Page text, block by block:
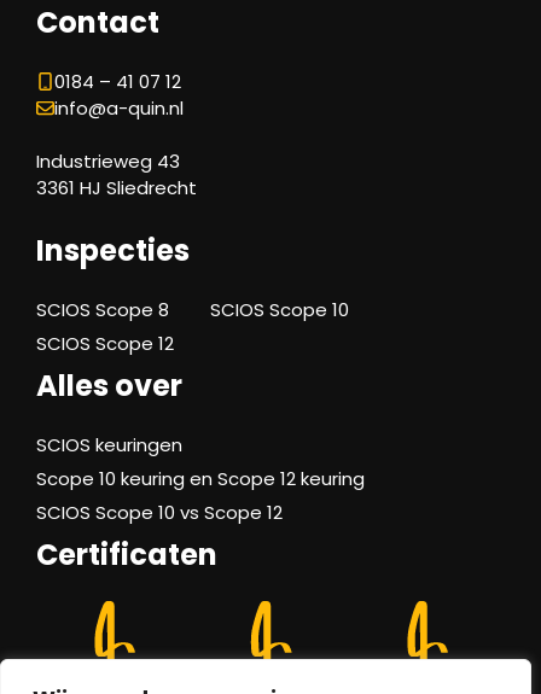
Contact
0184 – 41 07 12
info@a-quin.nl
Industrieweg 43
3361 HJ Sliedrecht
Inspecties
SCIOS Scope 8
SCIOS Scope 10
SCIOS Scope 12
Alles over
SCIOS keuringen
Scope 10 keuring en Scope 12 keuring
SCIOS Scope 10 vs Scope 12
Certificaten